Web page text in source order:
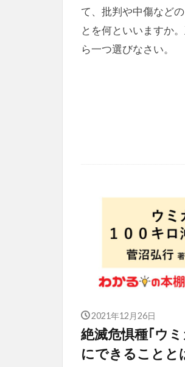
て、批判や中傷など
とを何といいますか
ら一つ選びなさい。
2021年12月26日
絶滅危惧種｢ウ
にできることと